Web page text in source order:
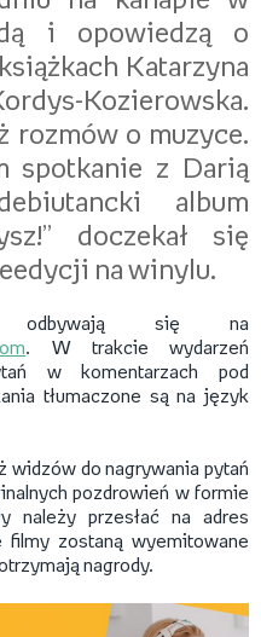
i opowiedzą o
Katarzyna
Kozierowska.
rozmów o muzyce.
spotkanie z Darią
album
doczekał się
na winylu.
odbywają się na
. W trakcie wydarzeń
w komentarzach pod
tłumaczone są na język
widzów do nagrywania pytań
pozdrowień w formie
należy przesłać na adres
filmy zostaną wyemitowane
nagrody.